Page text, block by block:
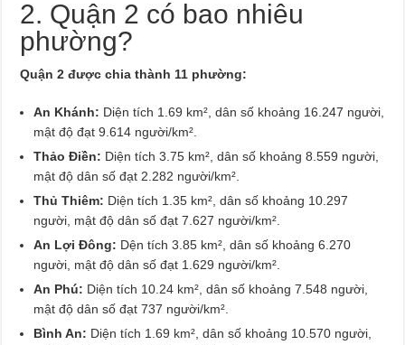
2. Quận 2 có bao nhiêu
phường?
Quận 2 được chia thành 11 phường:
An Khánh: Diện tích 1.69 km², dân số khoảng 16.247 người,
mật độ đạt 9.614 người/km².
Thảo Điền: Diện tích 3.75 km², dân số khoảng 8.559 người,
mật độ dân số đạt 2.282 người/km².
Thủ Thiêm: Diện tích 1.35 km², dân số khoảng 10.297
người, mật độ dân số đạt 7.627 người/km².
An Lợi Đông: Dện tích 3.85 km², dân số khoảng 6.270
người, mật độ dân số đạt 1.629 người/km².
An Phú: Diện tích 10.24 km², dân số khoảng 7.548 người,
mật độ dân số đạt 737 người/km².
Bình An: Diện tích 1.69 km², dân số khoảng 10.570 người,